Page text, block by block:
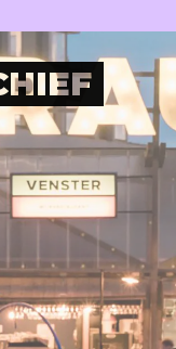
Wijkrestaurant
Toegankelijkheid
SHOP
Digitale winkel